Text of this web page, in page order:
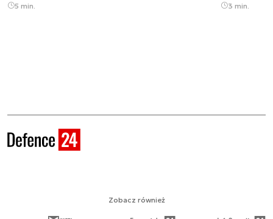
5 min. 3 min.
Zobacz również